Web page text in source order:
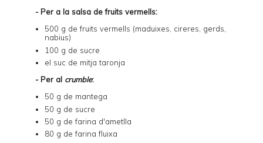
- Per a la salsa de fruits vermells:
500 g de fruits vermells (maduixes, cireres, gerds,
nabius)
100 g de sucre
el suc de mitja taronja
- Per al crumble:
50 g de mantega
50 g de sucre
50 g de farina d'ametlla
80 g de farina fluixa